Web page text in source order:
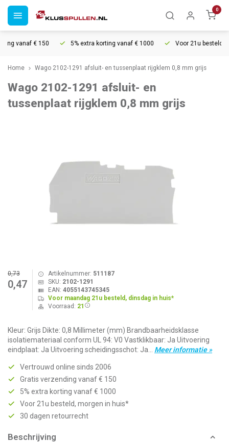
0
vanaf € 150 5% extra korting vanaf € 1000 Voor 21u besteld,
Home Wago 2102-1291 afsluit- en tussenplaat rijgklem 0,8 mm grijs
Wago 2102-1291 afsluit- en
tussenplaat rijgklem 0,8 mm grijs
0,73
0,47
Artikelnummer: 511187
SKU: 2102-1291
EAN: 4055143745345
Voor maandag 21u besteld, dinsdag in huis*
Voorraad: 21
Kleur: Grijs Dikte: 0,8 Millimeter (mm) Brandbaarheidsklasse
isolatiemateriaal conform UL 94: V0 Vastklikbaar: Ja Uitvoering
eindplaat: Ja Uitvoering scheidingsschot: Ja... Meer informatie »
Vertrouwd online sinds 2006
Gratis verzending vanaf € 150
5% extra korting vanaf € 1000
Voor 21u besteld, morgen in huis*
30 dagen retourrecht
Beschrijving